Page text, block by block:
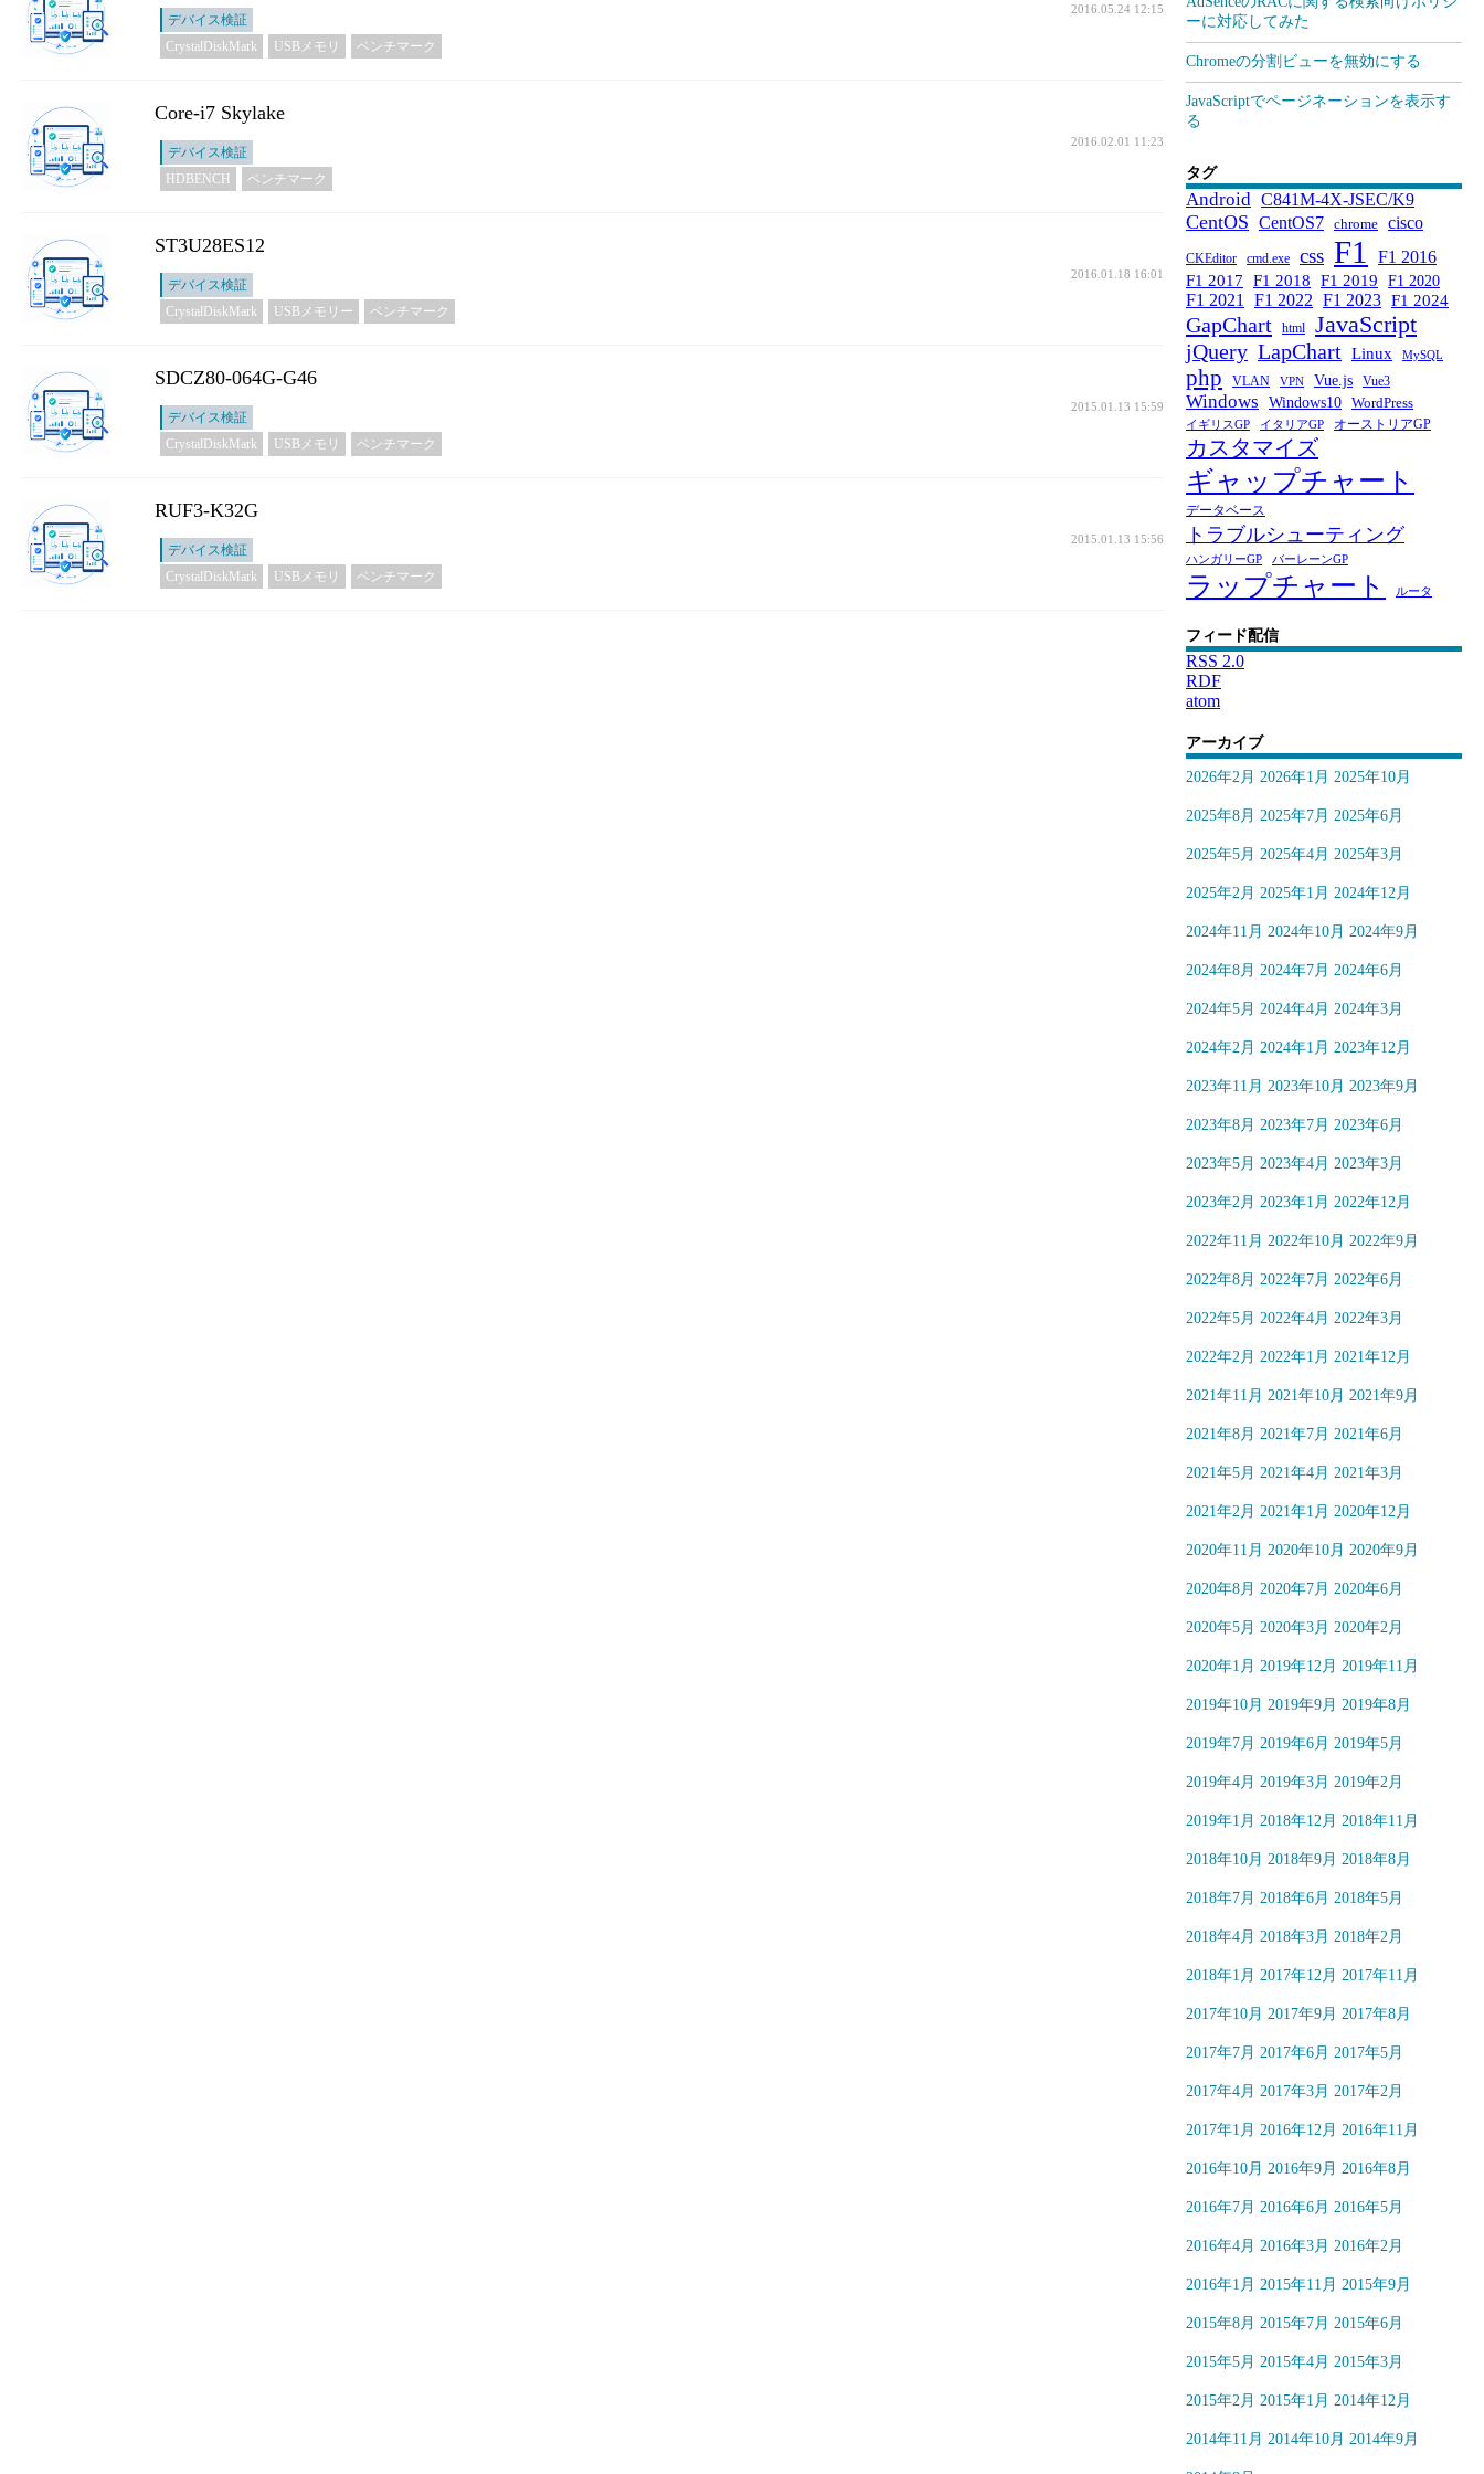
デバイス検証
2016.05.24 12:15
CrystalDiskMark USBメモリ ベンチマーク
Core-i7 Skylake
デバイス検証
2016.02.01 11:23
HDBENCH ベンチマーク
ST3U28ES12
デバイス検証
2016.01.18 16:01
CrystalDiskMark USBメモリー ベンチマーク
SDCZ80-064G-G46
デバイス検証
2015.01.13 15:59
CrystalDiskMark USBメモリ ベンチマーク
RUF3-K32G
デバイス検証
2015.01.13 15:56
CrystalDiskMark USBメモリ ベンチマーク
ーに対応してみた
Chromeの分割ビューを無効にする
JavaScriptでページネーションを表示す
る
タグ
Android C841M-4X-JSEC/K9
CentOS CentOS7 chrome cisco
CKEditor cmd.exe css F1
F1 2016
F1 2017 F1 2018 F1 2019 F1 2020
F1 2021 F1 2022 F1 2023 F1 2024
GapChart html JavaScript
jQuery LapChart Linux MySQL
php VLAN VPN Vue.js Vue3
Windows Windows10 WordPress
イギリスGP イタリアGP オーストリアGP
カスタマイズ
ギャップチャート
データベース
トラブルシューティング
ハンガリーGP バーレーンGP
ラップチャート ルータ
フィード配信
RSS 2.0
RDF
atom
アーカイブ
2026年2月 2026年1月 2025年10月
2025年8月 2025年7月 2025年6月
2025年5月 2025年4月 2025年3月
2025年2月 2025年1月 2024年12月
2024年11月 2024年10月 2024年9月
2024年8月 2024年7月 2024年6月
2024年5月 2024年4月 2024年3月
2024年2月 2024年1月 2023年12月
2023年11月 2023年10月 2023年9月
2023年8月 2023年7月 2023年6月
2023年5月 2023年4月 2023年3月
2023年2月 2023年1月 2022年12月
2022年11月 2022年10月 2022年9月
2022年8月 2022年7月 2022年6月
2022年5月 2022年4月 2022年3月
2022年2月 2022年1月 2021年12月
2021年11月 2021年10月 2021年9月
2021年8月 2021年7月 2021年6月
2021年5月 2021年4月 2021年3月
2021年2月 2021年1月 2020年12月
2020年11月 2020年10月 2020年9月
2020年8月 2020年7月 2020年6月
2020年5月 2020年3月 2020年2月
2020年1月 2019年12月 2019年11月
2019年10月 2019年9月 2019年8月
2019年7月 2019年6月 2019年5月
2019年4月 2019年3月 2019年2月
2019年1月 2018年12月 2018年11月
2018年10月 2018年9月 2018年8月
2018年7月 2018年6月 2018年5月
2018年4月 2018年3月 2018年2月
2018年1月 2017年12月 2017年11月
2017年10月 2017年9月 2017年8月
2017年7月 2017年6月 2017年5月
2017年4月 2017年3月 2017年2月
2017年1月 2016年12月 2016年11月
2016年10月 2016年9月 2016年8月
2016年7月 2016年6月 2016年5月
2016年4月 2016年3月 2016年2月
2016年1月 2015年11月 2015年9月
2015年8月 2015年7月 2015年6月
2015年5月 2015年4月 2015年3月
2015年2月 2015年1月 2014年12月
2014年11月 2014年10月 2014年9月